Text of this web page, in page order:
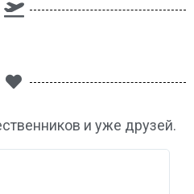
и уже друзей.